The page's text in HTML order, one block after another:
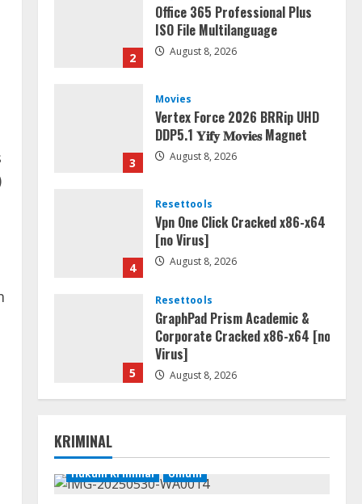
2
Office 365 Professional Plus
ISO File Multilanguage
August 8, 2026
3
Movies
Vertex Force 2026 BRRip UHD
DDP5.1 𝐘𝐢𝐟𝐲 𝐌𝐨𝐯𝐢𝐞𝐬 Magnet
August 8, 2026
4
Resettools
Vpn One Click Cracked x86-x64
[no Virus]
August 8, 2026
5
Resettools
GraphPad Prism Academic &
Corporate Cracked x86-x64 [no
Virus]
August 8, 2026
1 August 8, 2026
KRIMINAL
Hukum Kriminal Umum